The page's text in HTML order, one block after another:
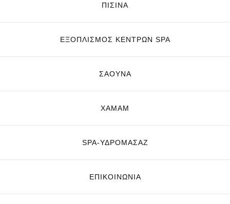
ΠΙΣΙΝΑ
ΕΞΟΠΛΙΣΜΌΣ ΚΈΝΤΡΩΝ SPA
ΣΑΟΥΝΑ
ΧΑΜΑΜ
SPA-ΥΔΡΟΜΑΣΆΖ
ΕΠΙΚΟΙΝΩΝΊΑ